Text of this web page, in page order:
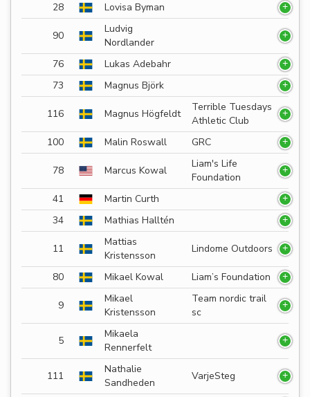
28
Lovisa Byman
90
Ludvig
Nordlander
76
Lukas Adebahr
73
Magnus Björk
116 Magnus Högfeldt
Terrible Tuesdays
Athletic Club
100
Malin Roswall GRC
78 Marcus Kowal
Liam's Life
Foundation
41
Martin Curth
34
Mathias Halltén
11
Mattias
Kristensson
Lindome Outdoors
80 Mikael Kowal Liam’s Foundation
9
Mikael
Kristensson
Team nordic trail
sc
5
Mikaela
Rennerfelt
111
Nathalie
Sandheden
VarjeSteg